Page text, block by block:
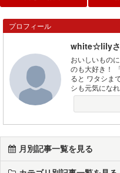
プロフィール
white☆lily
おいしいもの
のも大好き！
ると ワタシま
シも元気にな
月別記事一覧を見る